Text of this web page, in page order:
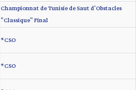
Championnat de Tunisie de Saut d'Obstacles
"Classique" Final
CSO*
CSO*